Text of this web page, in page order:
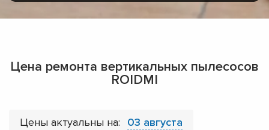
Цена ремонта вертикальных пылесосов
ROIDMI
Цены актуальны на: 03 августа